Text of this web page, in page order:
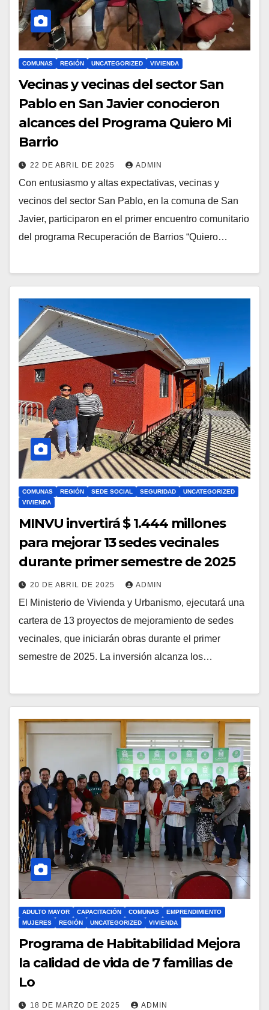
COMUNAS REGIÓN UNCATEGORIZED VIVIENDA
Vecinas y vecinas del sector San
Pablo en San Javier conocieron
alcances del Programa Quiero Mi
Barrio
22 DE ABRIL DE 2025 ADMIN
Con entusiasmo y altas expectativas, vecinas y
vecinos del sector San Pablo, en la comuna de San
Javier, participaron en el primer encuentro comunitario
del programa Recuperación de Barrios “Quiero…
COMUNAS REGIÓN SEDE SOCIAL SEGURIDAD
UNCATEGORIZED
VIVIENDA
MINVU invertirá $ 1.444 millones
para mejorar 13 sedes vecinales
durante primer semestre de 2025
20 DE ABRIL DE 2025 ADMIN
El Ministerio de Vivienda y Urbanismo, ejecutará una
cartera de 13 proyectos de mejoramiento de sedes
vecinales, que iniciarán obras durante el primer
semestre de 2025. La inversión alcanza los…
ADULTO MAYOR CAPACITACIÓN COMUNAS
EMPRENDIMIENTO
MUJERES
REGIÓN UNCATEGORIZED VIVIENDA
Programa de Habitabilidad Mejora
la calidad de vida de 7 familias de
Lo
18 DE MARZO DE 2025 ADMIN